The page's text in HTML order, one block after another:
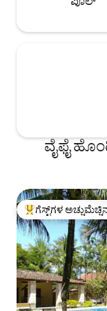
ವೈಫೈ
ಗೆಸ್ಟ್‌ಗಳಿಗೆ ಅತಿ ಹೆಚ್ಚು
ಗೆಸ್ಟ್‌ಗಳ